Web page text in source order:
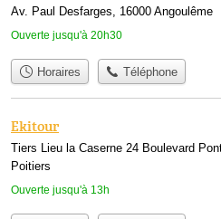
Av. Paul Desfarges, 16000 Angoulême
Ouverte jusqu'à 20h30
Horaires Téléphone
Ekitour
Tiers Lieu la Caserne 24 Boulevard
Poitiers
Ouverte jusqu'à 13h